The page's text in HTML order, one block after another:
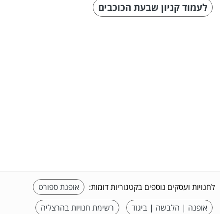
לעמוד קניון שבעת הכוכבים
לחנויות ועסקים נוספים בקטגוריות דומות:
אופנת ספורט
אופנה | הלבשה | ביגוד
רשימת חנויות בהרצליה